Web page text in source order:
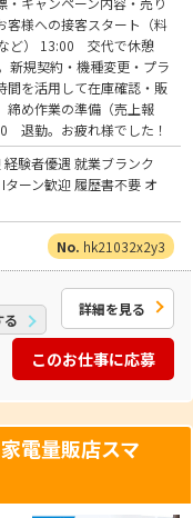
様への接客スタート（料
ど） 13:00 交代で休憩
新規契約・機種変更・プラ
を活用して在庫確認・販
め作業の準備（売上報
退勤。お疲れ様でした！
験者優遇 就業ブランク
ーン歓迎 履歴書不要 オ
hk21032x2y3
る
詳細を見る
このお仕事に応募
電量販店スマ